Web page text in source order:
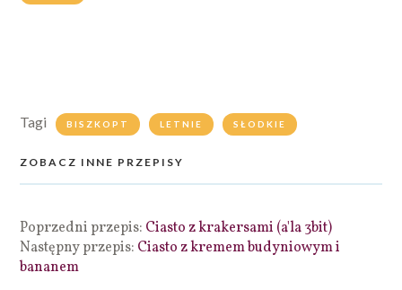
Tagi BISZKOPT LETNIE SŁODKIE
ZOBACZ INNE PRZEPISY
Poprzedni przepis: Ciasto z krakersami (a'la 3bit)
Następny przepis: Ciasto z kremem budyniowym i
bananem